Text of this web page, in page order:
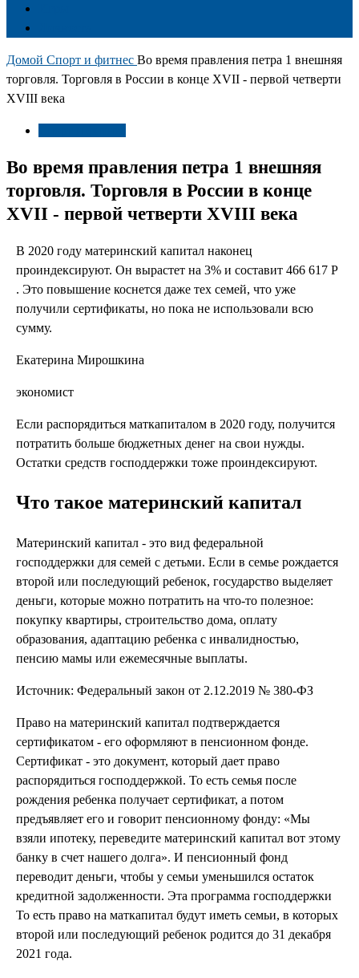
Домой Спорт и фитнес Во время правления петра 1 внешняя
торговля. Торговля в России в конце XVII - первой четверти
XVIII века
Во время правления петра 1 внешняя
торговля. Торговля в России в конце
XVII - первой четверти XVIII века
В 2020 году материнский капитал наконец
проиндексируют. Он вырастет на 3% и составит 466 617 Р
. Это повышение коснется даже тех семей, что уже
получили сертификаты, но пока не использовали всю
сумму.
Екатерина Мирошкина
экономист
Если распорядиться маткапиталом в 2020 году, получится
потратить больше бюджетных денег на свои нужды.
Остатки средств господдержки тоже проиндексируют.
Что такое материнский капитал
Материнский капитал - это вид федеральной
господдержки для семей с детьми. Если в семье рождается
второй или последующий ребенок, государство выделяет
деньги, которые можно потратить на что-то полезное:
покупку квартиры, строительство дома, оплату
образования, адаптацию ребенка с инвалидностью,
пенсию мамы или ежемесячные выплаты.
Источник: Федеральный закон от 2.12.2019 № 380-ФЗ
Право на материнский капитал подтверждается
сертификатом - его оформляют в пенсионном фонде.
Сертификат - это документ, который дает право
распорядиться господдержкой. То есть семья после
рождения ребенка получает сертификат, а потом
предъявляет его и говорит пенсионному фонду: «Мы
взяли ипотеку, переведите материнский капитал вот этому
банку в счет нашего долга». И пенсионный фонд
переводит деньги, чтобы у семьи уменьшился остаток
кредитной задолженности. Эта программа господдержки
То есть право на маткапитал будут иметь семьи, в которых
второй или последующий ребенок родится до 31 декабря
2021 года.